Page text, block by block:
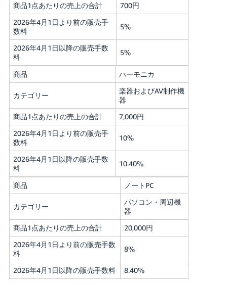
商品1点あたりの売上の合計
700円
2026年4月1日より前の販売手
数料
5%
2026年4月1日以降の販売手数
料
5%
商品 ハーモニカ
カテゴリー
楽器およびAV制作機
器
商品1点あたりの売上の合計
7,000円
2026年4月1日より前の販売手
数料
10%
2026年4月1日以降の販売手数
料
10.40%
商品 ノートPC
カテゴリー
パソコン・周辺機
器
商品1点あたりの売上の合計
20,000円
2026年4月1日より前の販売手数
料
8%
2026年4月1日以降の販売手数料 8.40%